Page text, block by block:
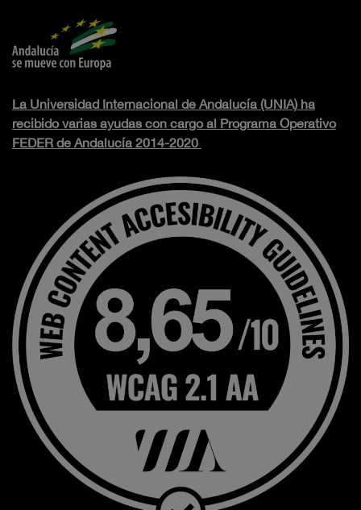
La Universidad Internacional de Andalucía (UNIA) ha
recibido varias ayudas con cargo al Programa Operativo
FEDER de Andalucía 2014-2020